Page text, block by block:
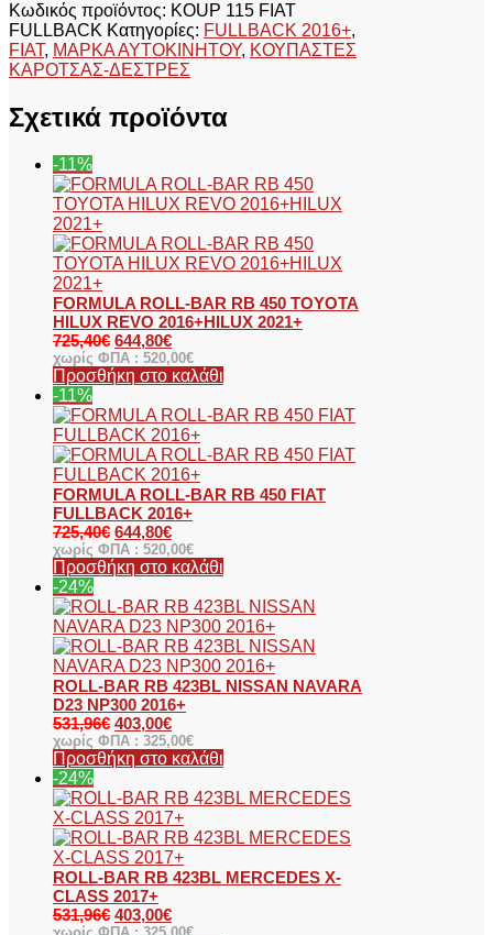
Κωδικός προϊόντος: KOUP 115 FIAT
FULLBACK Κατηγορίες: FULLBACK 2016+,
FIAT, ΜΑΡΚΑ ΑΥΤΟΚΙΝΗΤΟΥ, ΚΟΥΠΑΣΤΕΣ
ΚΑΡΟΤΣΑΣ-ΔΕΣΤΡΕΣ
Σχετικά προϊόντα
-11%
FORMULA ROLL-BAR RB 450 TOYOTA
HILUX REVO 2016+HILUX 2021+
725,40€ 644,80€
χωρίς ΦΠΑ : 520,00€
Προσθήκη στο καλάθι
-11%
FORMULA ROLL-BAR RB 450 FIAT
FULLBACK 2016+
725,40€ 644,80€
χωρίς ΦΠΑ : 520,00€
Προσθήκη στο καλάθι
-24%
ROLL-BAR RB 423BL NISSAN NAVARA
D23 NP300 2016+
531,96€ 403,00€
χωρίς ΦΠΑ : 325,00€
Προσθήκη στο καλάθι
-24%
ROLL-BAR RB 423BL MERCEDES X-
CLASS 2017+
531,96€ 403,00€